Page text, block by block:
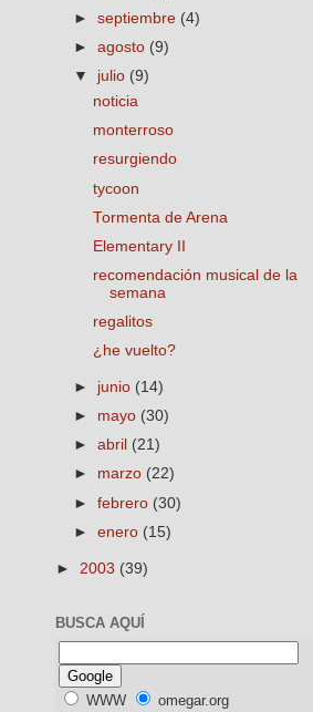
►septiembre (4)
►agosto (9)
▼ julio (9)
noticia
monterroso
resurgiendo
tycoon
Tormenta de Arena
Elementary II
recomendación musical de la
semana
regalitos
¿he vuelto?
► junio (14)
► mayo (30)
►abril (21)
► marzo (22)
►febrero (30)
►enero (15)
► 2003 (39)
BUSCA AQUÍ
WWW omegar.org